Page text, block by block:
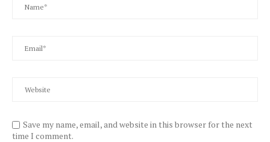
Save my name, email, and website in this browser for the next
time I comment.